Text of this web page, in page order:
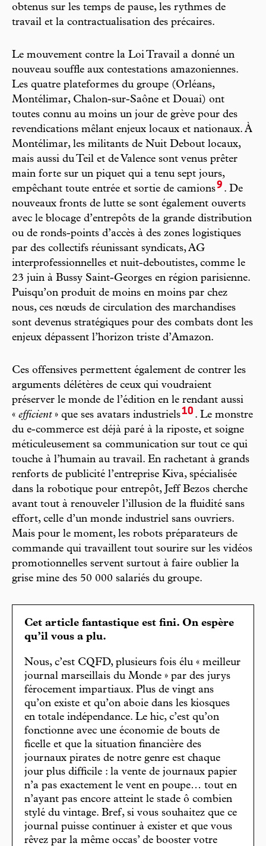
obtenus sur les temps de pause, les rythmes de
travail et la contractualisation des précaires.
Le mouvement contre la Loi Travail a donné un
nouveau souffle aux contestations amazoniennes.
Les quatre plateformes du groupe (Orléans,
Montélimar, Chalon-sur-Saône et Douai) ont
toutes connu au moins un jour de grève pour des
revendications mêlant enjeux locaux et nationaux. À
Montélimar, les militants de Nuit Debout locaux,
mais aussi du Teil et de Valence sont venus prêter
main forte sur un piquet qui a tenu sept jours,
empêchant toute entrée et sortie de camions9 . De
nouveaux fronts de lutte se sont également ouverts
avec le blocage d’entrepôts de la grande distribution
ou de ronds-points d’accès à des zones logistiques
par des collectifs réunissant syndicats, AG
interprofessionnelles et nuit-deboutistes, comme le
23 juin à Bussy Saint-Georges en région parisienne.
Puisqu’on produit de moins en moins par chez
nous, ces nœuds de circulation des marchandises
sont devenus stratégiques pour des combats dont les
enjeux dépassent l’horizon triste d’Amazon.
Ces offensives permettent également de contrer les
arguments délétères de ceux qui voudraient
préserver le monde de l’édition en le rendant aussi
« efficient» que ses avatars industriels10 . Le monstre
du e-commerce est déjà paré à la riposte, et soigne
méticuleusement sa communication sur tout ce qui
touche à l’humain au travail. En rachetant à grands
renforts de publicité l’entreprise Kiva, spécialisée
dans la robotique pour entrepôt, Jeff Bezos cherche
avant tout à renouveler l’illusion de la fluidité sans
effort, celle d’un monde industriel sans ouvriers.
Mais pour le moment, les robots préparateurs de
commande qui travaillent tout sourire sur les vidéos
promotionnelles servent surtout à faire oublier la
grise mine des 50 000 salariés du groupe.
Cet article fantastique est fini. On espère
qu’il vous a plu.
Nous, c’est CQFD, plusieurs fois élu « meilleur
journal marseillais du Monde » par des jurys
férocement impartiaux. Plus de vingt ans
qu’on existe et qu’on aboie dans les kiosques
en totale indépendance. Le hic, c’est qu’on
fonctionne avec une économie de bouts de
ficelle et que la situation financière des
journaux pirates de notre genre est chaque
jour plus difficile : la vente de journaux papier
n’a pas exactement le vent en poupe… tout en
n’ayant pas encore atteint le stade ô combien
stylé du vintage. Bref, si vous souhaitez que ce
journal puisse continuer à exister et que vous
rêvez par la même occas’ de booster votre